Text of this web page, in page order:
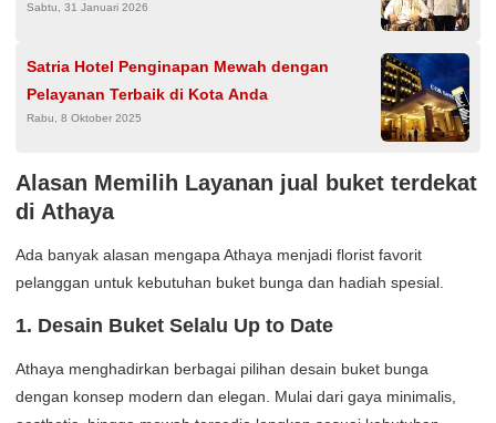
Sabtu, 31 Januari 2026
Satria Hotel Penginapan Mewah dengan
Pelayanan Terbaik di Kota Anda
Rabu, 8 Oktober 2025
Alasan Memilih Layanan jual buket terdekat
di Athaya
Ada banyak alasan mengapa Athaya menjadi florist favorit
pelanggan untuk kebutuhan buket bunga dan hadiah spesial.
1. Desain Buket Selalu Up to Date
Athaya menghadirkan berbagai pilihan desain buket bunga
dengan konsep modern dan elegan. Mulai dari gaya minimalis,